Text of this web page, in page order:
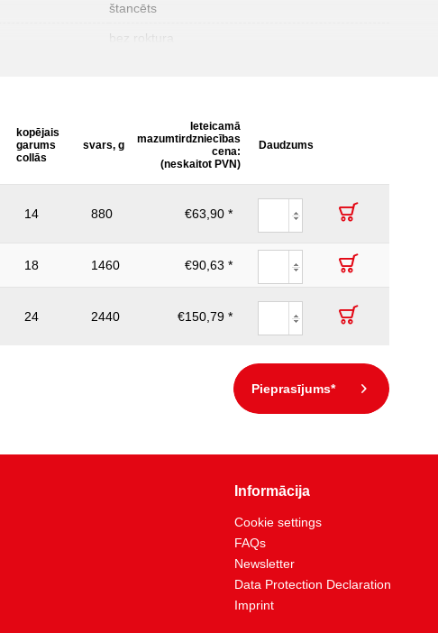
štancēts
bez roktura
kopējais
garums
collās
svars, g
Ieteicamā
mazumtirdzniecības
cena:
(neskaitot PVN)
Daudzums
14 880 €63,90 *
18 1460 €90,63 *
24 2440 €150,79 *
Pieprasījums*
Informācija
Cookie settings
FAQs
Newsletter
Data Protection Declaration
Imprint